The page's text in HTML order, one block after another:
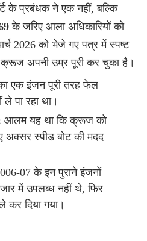
के प्रबंधक ने एक नहीं, बल्कि
के जरिए आला अधिकारियों को
2026 को भेजे गए पत्र में स्पष्ट
अपनी उम्र पूरी कर चुका है।
एक इंजन पूरी तरह फेल
पा रहा था।
आलम यह था कि क्रूज को
अक्सर स्पीड बोट की मदद
07 के इन पुराने इंजनों
में उपलब्ध नहीं थे, फिर
कर दिया गया।